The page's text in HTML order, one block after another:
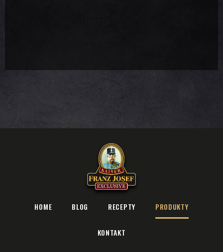
HOME BLOG RECEPTY PRODUKTY
KONTAKT